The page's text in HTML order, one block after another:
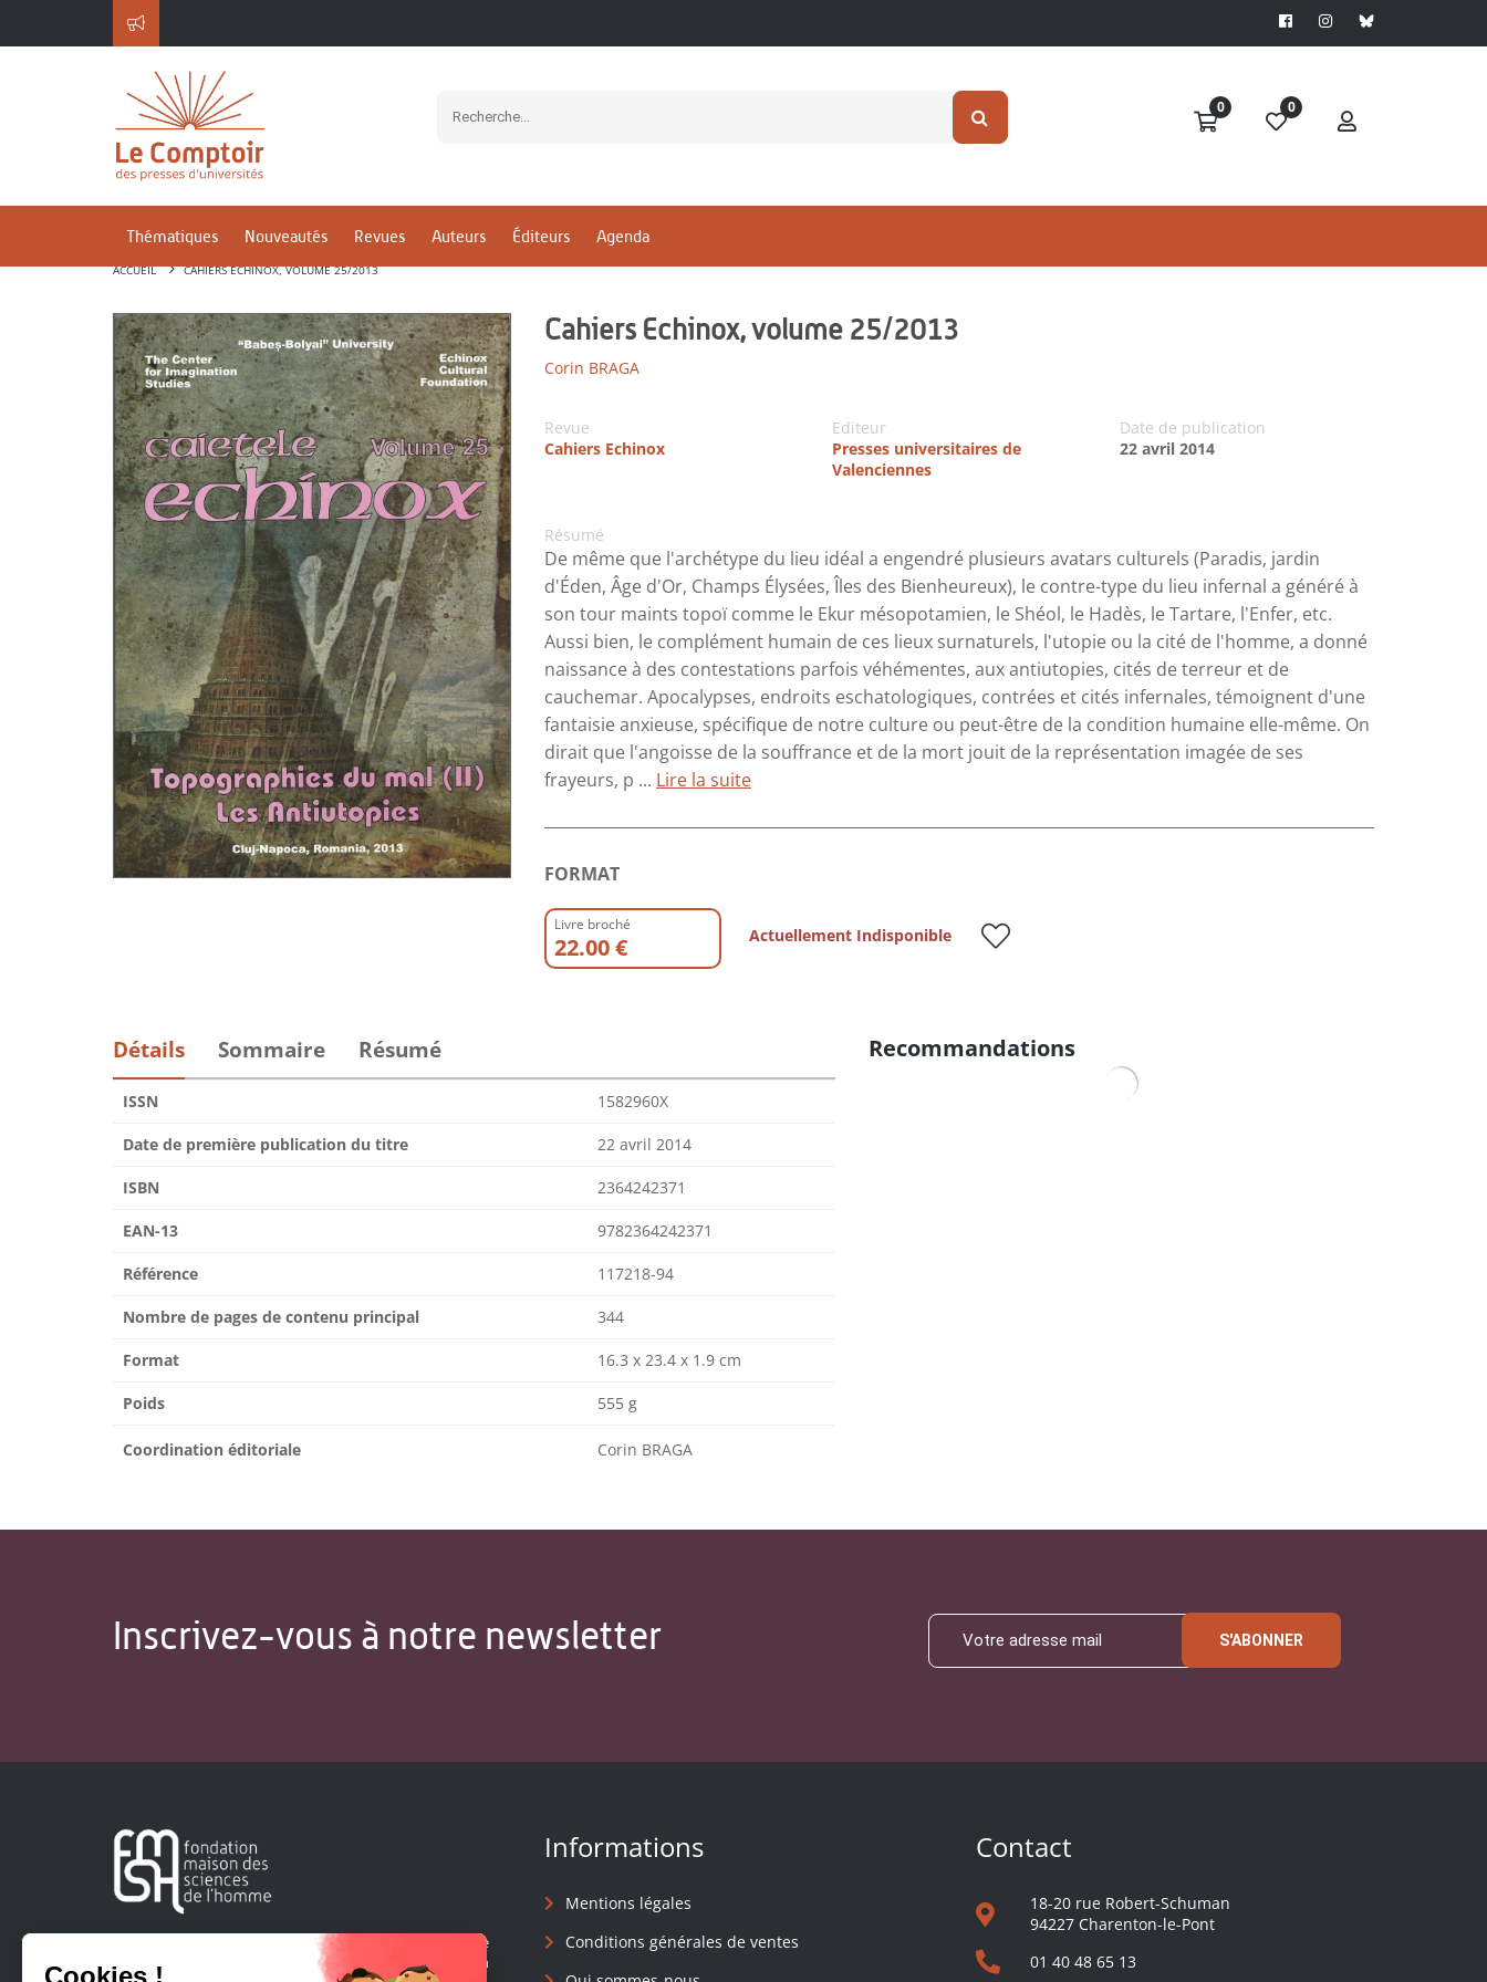
0 0
Thématiques Nouveautés Revues Auteurs Éditeurs Agenda
ACCUEIL CAHIERS ECHINOX, VOLUME 25/2013
Cahiers Echinox, volume 25/2013
Corin BRAGA
Revue
Cahiers Echinox
Editeur
Presses universitaires de
Valenciennes
Date de publication
22 avril 2014
Résumé
De même que l'archétype du lieu idéal a engendré plusieurs avatars culturels (Paradis, jardin
d'Éden, Âge d'Or, Champs Élysées, Îles des Bienheureux), le contre-type du lieu infernal a généré à
son tour maints topoï comme le Ekur mésopotamien, le Shéol, le Hadès, le Tartare, l'Enfer, etc.
Aussi bien, le complément humain de ces lieux surnaturels, l'utopie ou la cité de l'homme, a donné
naissance à des contestations parfois véhémentes, aux antiutopies, cités de terreur et de
cauchemar. Apocalypses, endroits eschatologiques, contrées et cités infernales, témoignent d'une
fantaisie anxieuse, spécifique de notre culture ou peut-être de la condition humaine elle-même. On
dirait que l'angoisse de la souffrance et de la mort jouit de la représentation imagée de ses
frayeurs, p ... Lire la suite
FORMAT
Livre broché
22.00 € Actuellement Indisponible
Détails Sommaire Résumé
ISSN 1582960X
Date de première publication du titre 22 avril 2014
ISBN 2364242371
EAN-13 9782364242371
Référence 117218-94
Nombre de pages de contenu principal 344
Format 16.3 x 23.4 x 1.9 cm
Poids 555 g
Coordination éditoriale Corin BRAGA
Recommandations
Inscrivez-vous à notre newsletter S'ABONNER
Créée en 1963, la Fondation Maison Sciences de l'Homme
soutient la recherche et la diffusion des connaissances en
Informations
Mentions légales
Conditions générales de ventes
Contact
18-20 rue Robert-Schuman
94227 Charenton-le-Pont
01 40 48 65 13